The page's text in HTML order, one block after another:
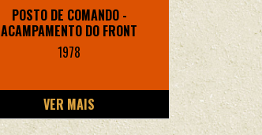
POSTO DE COMANDO -
ACAMPAMENTO DO FRONT
1978
VER MAIS